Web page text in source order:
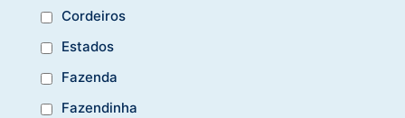
Cordeiros
Estados
Fazenda
Fazendinha